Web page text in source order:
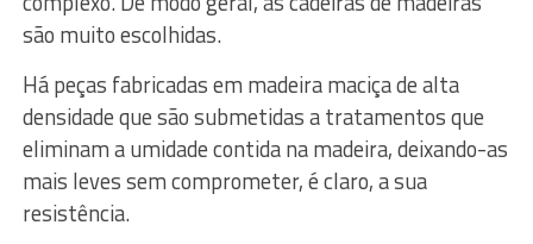
são muito escolhidas.
Há peças fabricadas em madeira maciça de alta
densidade que são submetidas a tratamentos que
eliminam a umidade contida na madeira, deixando-as
mais leves sem comprometer, é claro, a sua
resistência.